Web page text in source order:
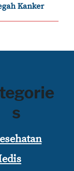
Kanker
s